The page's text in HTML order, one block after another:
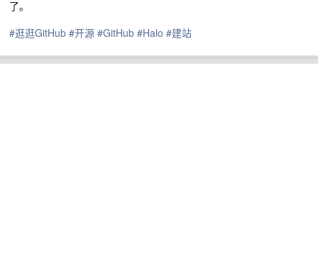
了。
#逛逛GitHub #开源 #GitHub #Halo #建站